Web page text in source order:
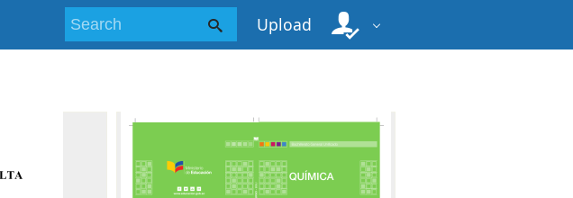
Upload